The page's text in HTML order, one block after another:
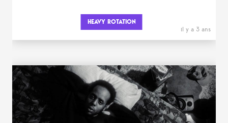
HEAVY ROTATION
il y a 3 ans